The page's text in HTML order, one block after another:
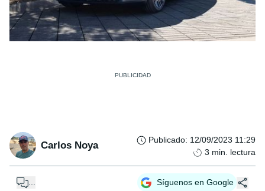
Carlos Noya Publicado: 12/09/2023 11:29
3 min. lectura
... Síguenos en Google